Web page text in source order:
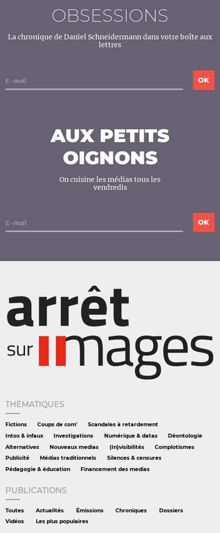
OBSESSIONS
La chronique de Daniel Schneidermann dans votre boîte aux
lettres
AUX PETITS
OIGNONS
On cuisine les médias tous les
vendredis
THÉMATIQUES
Fictions Coups de com'
Scandales à retardement
Intox & infaux
Investigations Numérique & datas
Déontologie
Alternatives
Nouveaux medias (In)visibilités
Complotismes
Publicité
Médias traditionnels
Silences & censures
Pédagogie & éducation
Financement des medias
PUBLICATIONS
Toutes Actualités Émissions Chroniques
Dossiers
Vidéos
Les plus populaires